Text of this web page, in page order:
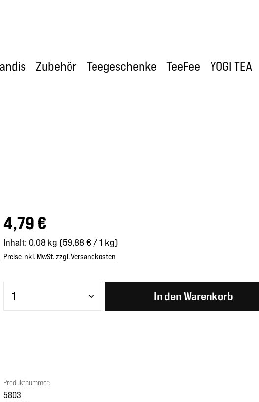
Zubehör Teegeschenke TeeFee YOGI TEA
Regulärer Preis:
4,79 €
Inhalt: 0.08 kg (59,88 € / 1 kg)
Preise inkl. MwSt. zzgl. Versandkosten
Produkt Anzahl: Gib den gewünschten Wert ein oder
In den Warenkorb
Produktnummer:
5803